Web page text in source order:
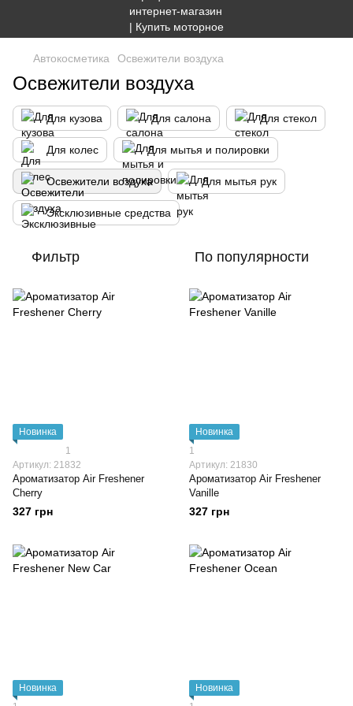
Автокосметика Освежители воздуха
Освежители воздуха
Для кузова Для салона Для стекол
Для колес Для мытья и полировки
Освежители воздуха Для мытья рук
Эксклюзивные средства
Фильтр По популярности
Новинка
1
Артикул: 21832
Ароматизатор Air Freshener
Cherry
327 грн
Новинка
1
Артикул: 21830
Ароматизатор Air Freshener
Vanille
327 грн
Новинка
Новинка